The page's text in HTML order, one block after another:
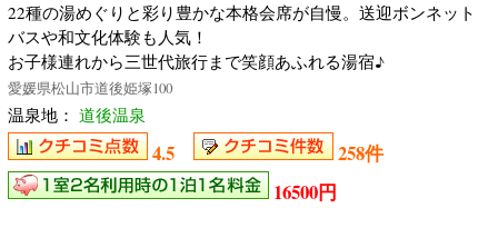
22種の湯めぐりと彩り豊かな本格会席が自慢。送迎ボンネット
バスや和文化体験も人気！
お子様連れから三世代旅行まで笑顔あふれる湯宿♪
愛媛県松山市道後姫塚100
温泉地： 道後温泉
4.5
258件
16500円